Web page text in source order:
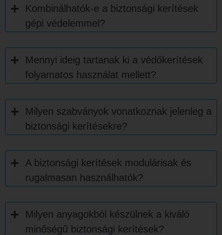
Kombinálhatók-e a biztonsági kerítések
gépi védelemmel?
Mennyi ideig tartanak ki a védőkerítések
folyamatos használat mellett?
Milyen szabványok vonatkoznak jelenleg a
biztonsági kerítésekre?
A biztonsági kerítések modulárisak és
rugalmasan használhatók?
Milyen anyagokból készülnek a kiváló
minőségű biztonsági kerítések?